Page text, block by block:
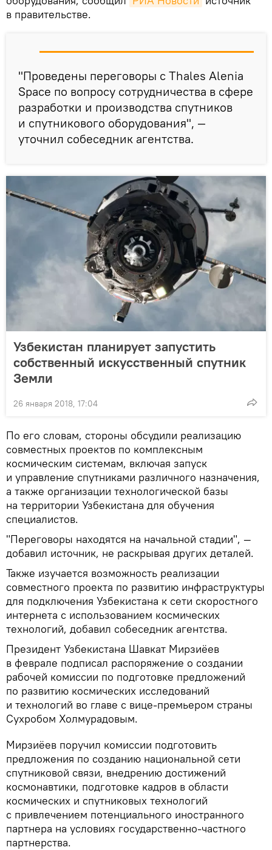
в правительстве.
"Проведены переговоры с Thales Alenia
Space по вопросу сотрудничества в сфере
разработки и производства спутников
и спутникового оборудования", —
уточнил собеседник агентства.
Узбекистан планирует запустить
собственный искусственный спутник
Земли
26 января 2018, 17:04
По его словам, стороны обсудили реализацию
совместных проектов по комплексным
космическим системам, включая запуск
и управление спутниками различного назначения,
а также организации технологической базы
на территории Узбекистана для обучения
специалистов.
"Переговоры находятся на начальной стадии", —
добавил источник, не раскрывая других деталей.
Также изучается возможность реализации
совместного проекта по развитию инфраструктуры
для подключения Узбекистана к сети скоростного
интернета с использованием космических
технологий, добавил собеседник агентства.
Президент Узбекистана Шавкат Мирзиёев
в феврале подписал распоряжение о создании
рабочей комиссии по подготовке предложений
по развитию космических исследований
и технологий во главе с вице-премьером страны
Сухробом Холмурадовым.
Мирзиёев поручил комиссии подготовить
предложения по созданию национальной сети
спутниковой связи, внедрению достижений
космонавтики, подготовке кадров в области
космических и спутниковых технологий
с привлечением потенциального иностранного
партнера на условиях государственно-частного
партнерства.